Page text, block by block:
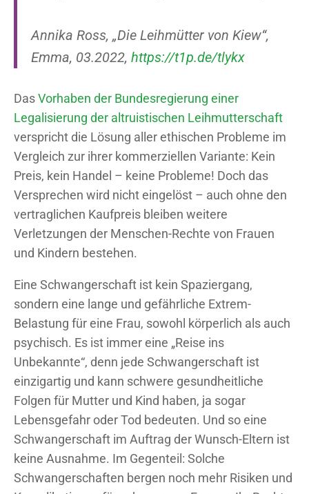
Annika Ross, „Die Leihmütter von Kiew“,
Emma, 03.2022, https://t1p.de/tlykx
DasVorhaben der Bundesregierung einer
Legalisierung der altruistischen Leihmutterschaft
verspricht die Lösung aller ethischen Probleme im
Vergleich zur ihrer kommerziellen Variante: Kein
Preis, kein Handel – keine Probleme! Doch das
Versprechen wird nicht eingelöst – auch ohne den
vertraglichen Kaufpreis bleiben weitere
Verletzungen der Menschen-Rechte von Frauen
und Kindern bestehen.
Eine Schwangerschaft ist kein Spaziergang,
sondern eine lange und gefährliche Extrem-
Belastung für eine Frau, sowohl körperlich als auch
psychisch. Es ist immer eine „Reise ins
Unbekannte“, denn jede Schwangerschaft ist
einzigartig und kann schwere gesundheitliche
Folgen für Mutter und Kind haben, ja sogar
Lebensgefahr oder Tod bedeuten. Und so eine
Schwangerschaft im Auftrag der Wunsch-Eltern ist
keine Ausnahme. Im Gegenteil: Solche
Schwangerschaften bergen noch mehr Risiken und